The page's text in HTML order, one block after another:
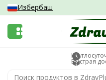
Избербаш
Быстрая